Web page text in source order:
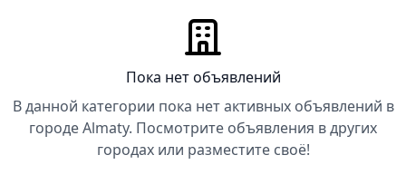
Пока нет объявлений
В данной категории пока нет активных объявлений в
городе Almaty. Посмотрите объявления в других
городах или разместите своё!